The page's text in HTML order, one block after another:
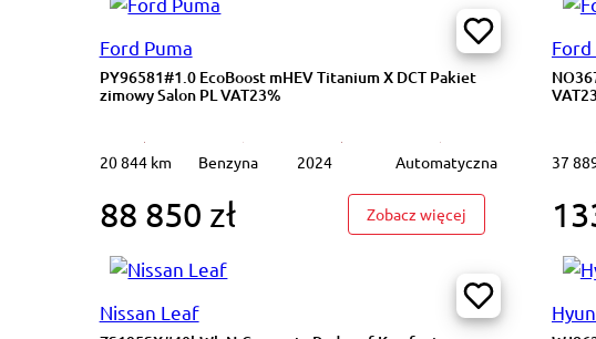
Ford Puma
PY96581#1.0 EcoBoost mHEV Titanium X DCT Pakiet
zimowy Salon PL VAT23%
20 844 km Benzyna 2024 Automatyczna
88 850 zł Zobacz więcej: PY96581#1.0
Ford
37
Nissan Leaf